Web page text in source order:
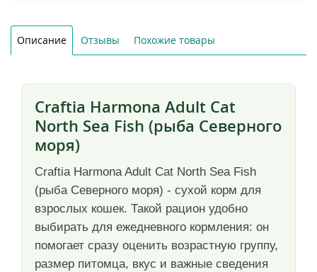
Описание Отзывы Похожие товары
Craftia Harmona Adult Cat
North Sea Fish (рыба Северного
моря)
Craftia Harmona Adult Cat North Sea Fish
(рыба Северного моря) - сухой корм для
взрослых кошек. Такой рацион удобно
выбирать для ежедневного кормления: он
помогает сразу оценить возрастную группу,
размер питомца, вкус и важные сведения